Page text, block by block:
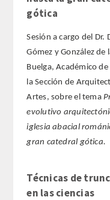
gótica
Sesión a cargo del Dr.
Gómez y González de
Buelga, Académico
la Sección de
Artes, sobre el tema
evolutivo
iglesia abacial
gran catedral gótica.
Técnicas de
en las ciencias